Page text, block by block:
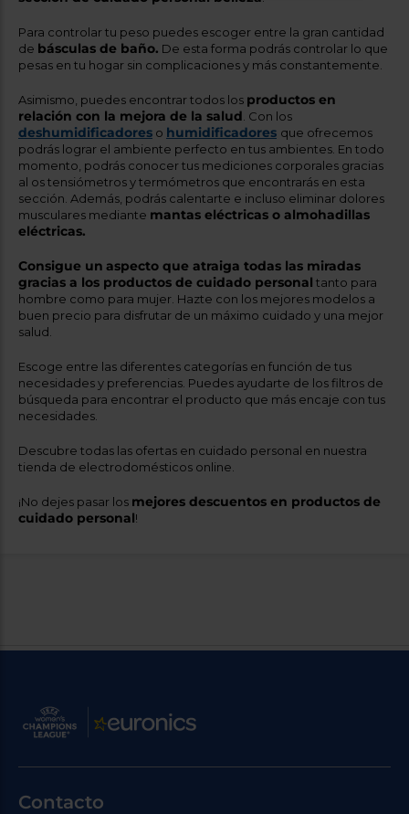
Para controlar tu peso puedes escoger entre la gran cantidad
de básculas de baño. De esta forma podrás controlar lo que
pesas en tu hogar sin complicaciones y más constantemente.
Asimismo, puedes encontrar todos los productos en
relación con la mejora de la salud . Con los
deshumidificadores o humidificadores que ofrecemos
podrás lograr el ambiente perfecto en tus ambientes. En todo
momento, podrás conocer tus mediciones corporales gracias
al os tensiómetros y termómetros que encontrarás en esta
sección. Además, podrás calentarte e incluso eliminar dolores
musculares mediante mantas eléctricas o almohadillas
eléctricas.
Consigue un aspecto que atraiga todas las miradas
gracias a los productos de cuidado personal tanto para
hombre como para mujer. Hazte con los mejores modelos a
buen precio para disfrutar de un máximo cuidado y una mejor
salud.
Escoge entre las diferentes categorías en función de tus
necesidades y preferencias. Puedes ayudarte de los filtros de
búsqueda para encontrar el producto que más encaje con tus
necesidades.
Descubre todas las ofertas en cuidado personal en nuestra
tienda de electrodomésticos online.
¡No dejes pasar los mejores descuentos en productos de
cuidado personal!
Contacto